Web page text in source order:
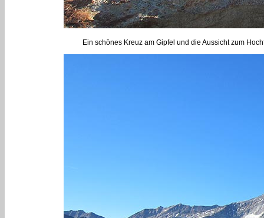
Ein schönes Kreuz am Gipfel und die Aussicht zum